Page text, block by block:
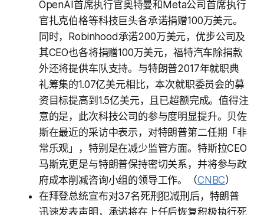
OpenAI首席执行官奥特曼和Meta公司首席执行
官扎克伯格等科技巨头各承诺捐赠100万美元。
同时，Robinhood承诺200万美元，优步公司及
其CEO也各将捐赠100万美元，福特汽车除捐款
外还将提供车队支持。与特朗普2017年就职典
礼筹集的1.07亿美元相比，本次就职委员会的募
资目标提高到1.5亿美元，且已超额完成。值得注
意的是，此次科技公司的参与度明显提升。贝佐
斯在最近的采访中表示，对特朗普第二任期「非
常乐观」，特别是在减少监管方面。特斯拉CEO
马斯克更是与特朗普保持密切关系，并将参与政
府成本削减咨询小组的领导工作。（CNBC）
在拜登总统宣布对37名死刑犯减刑后，特朗普
迅速发表声明，承诺将在上任后恢复积极执行死